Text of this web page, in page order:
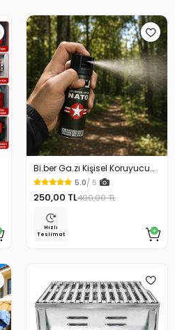
Bi.ber Ga.zı Kişisel Koruyucu
Ekipman Savunma İçin
5.0/ 5
250,00 TL400,00 TL
Hızlı
Teslimat